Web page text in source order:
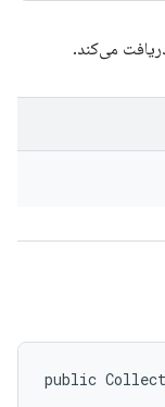
می‌کند.
public